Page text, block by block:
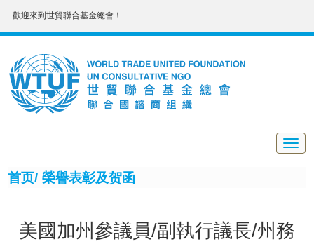
歡迎來到世貿聯合基金總會！
首页/ 榮譽表彰及贺函
美國加州參議員/副執行議長/州務